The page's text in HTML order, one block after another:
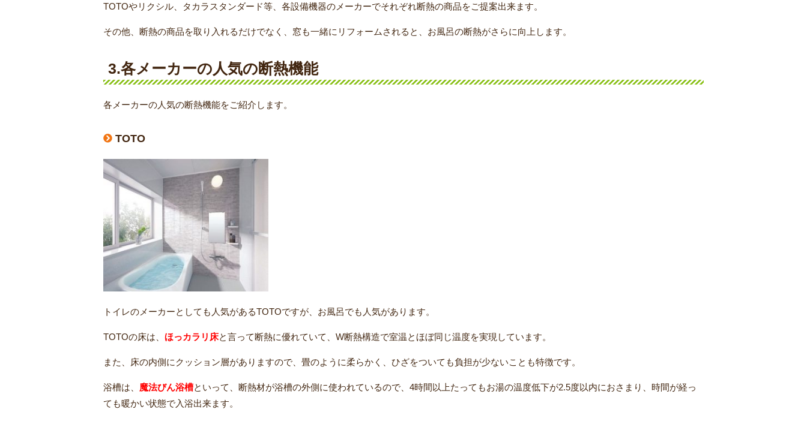
TOTOやリクシル、タカラスタンダード等、各設備機器のメーカーでそれぞれ断熱の商品をご提案出来ます。
その他、断熱の商品を取り入れるだけでなく、窓も一緒にリフォームされると、お風呂の断熱がさらに向上します。
3.各メーカーの人気の断熱機能
各メーカーの人気の断熱機能をご紹介します。
TOTO
トイレのメーカーとしても人気があるTOTOですが、お風呂でも人気があります。
TOTOの床は、 ほっカラリ床と言って断熱に優れていて、W断熱構造で室温とほぼ同じ温度を実現しています。
また、床の内側にクッション層がありますので、畳のように柔らかく、ひざをついても負担が少ないことも特徴です。
浴槽は、 魔法びん浴槽といって、断熱材が浴槽の外側に使われているので、4時間以上たってもお湯の温度低下が2.5度以内におさまり、時間が経っ
ても暖かい状態で入浴出来ます。